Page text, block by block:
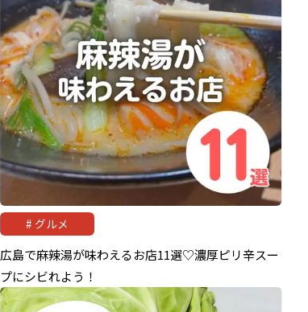
グルメ
広島で麻辣湯が味わえるお店11選♡濃厚ピリ辛スー
プにシビれよう！